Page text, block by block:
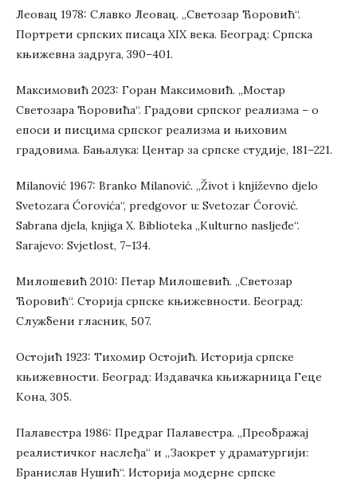
Леовац 1978: Славко Леовац. „Светозар Ћоровић“.
Портрети српских писаца ХIХ века. Београд: Српска
књижевна задруга, 390–401.
Максимовић 2023: Горан Максимовић. „Мостар
Светозара Ћоровића“. Градови српског реализма – о
епоси и писцима српског реализма и њиховим
градовима. Бањалука: Центар за српске студије, 181–221.
Milanović 1967: Branko Milanović. „Život i književno djelo
Svetozara Ćorovića“, predgovor u: Svetozar Ćorović.
Sabrana djela, knjiga X. Biblioteka „Kulturno nasljeđe“.
Sarajevo: Svјetlost, 7–134.
Милошевић 2010: Петар Милошевић. „Светозар
Ћоровић“. Сторија српске књижевности. Београд:
Службени гласник, 507.
Остојић 1923: Тихомир Остојић. Историја српске
књижевности. Београд: Издавачка књижарница Геце
Кона, 305.
Палавестра 1986: Предраг Палавестра. „Преображај
реалистичког наслеђа“ и „Заокрет у драматургији:
Бранислав Нушић“. Историја модерне српске